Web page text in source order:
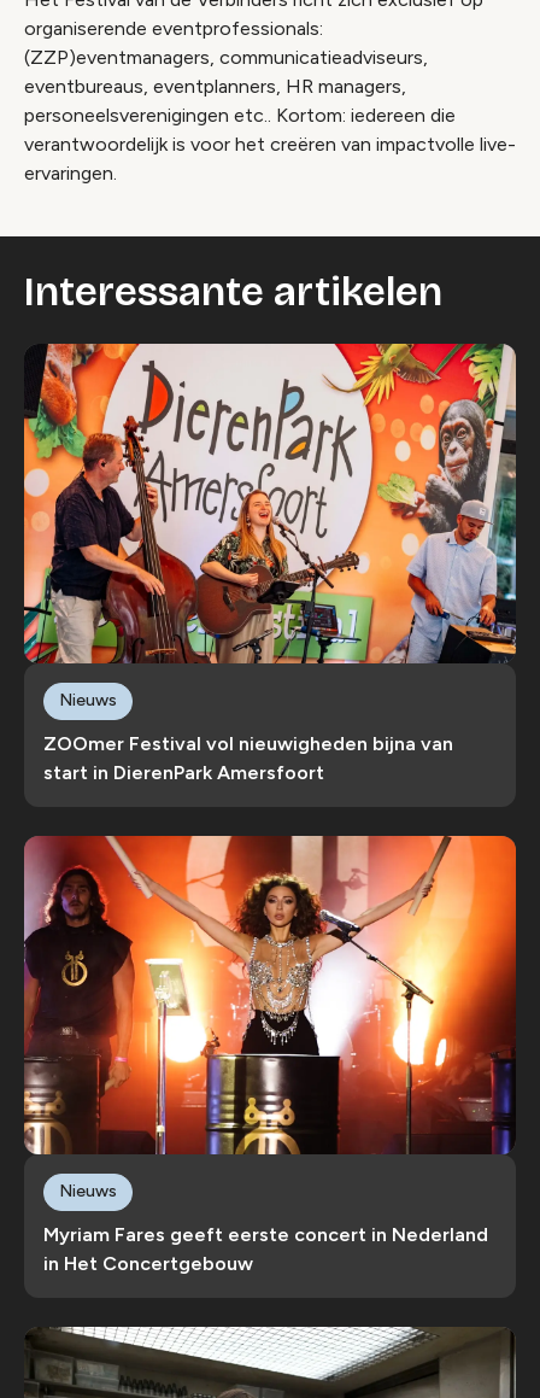
organiserende eventprofessionals:
(ZZP)eventmanagers, communicatieadviseurs,
eventbureaus, eventplanners, HR managers,
personeelsverenigingen etc.. Kortom: iedereen die
verantwoordelijk is voor het creëren van impactvolle live-
ervaringen.
Interessante artikelen
ZOOmer Festival vol nieuwigheden bijna van
start in DierenPark Amersfoort
Nieuws
Myriam Fares geeft eerste concert in Nederland
in Het Concertgebouw
Nieuws